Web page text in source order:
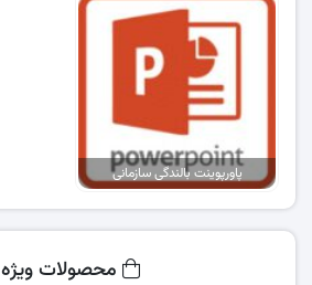
پاورپوینت بالندگی سازمانی
محصولات ویژه